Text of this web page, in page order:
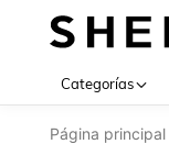
Categorías
Página principal